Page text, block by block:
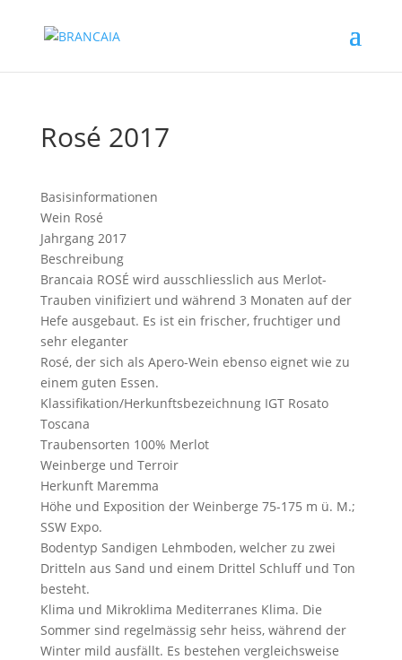
Rosé 2017
Basisinformationen
Wein Rosé
Jahrgang2017
Beschreibung
Brancaia ROSÉ wird ausschliesslich aus Merlot-
Trauben vinifiziert und während 3 Monaten auf der
Hefe ausgebaut. Es ist ein frischer, fruchtiger und
sehr eleganter
Rosé, der sich als Apero-Wein ebenso eignet wie zu
einem guten Essen.
Klassifikation/HerkunftsbezeichnungIGT Rosato
Toscana
Traubensorten 100% Merlot
Weinberge und Terroir
HerkunftMaremma
Höhe und Exposition der Weinberge 75-175 m ü. M.;
SSW Expo.
Bodentyp Sandigen Lehmboden, welcher zu zwei
Dritteln aus Sand und einem Drittel Schluff und Ton
besteht.
Klima und Mikroklima Mediterranes Klima. Die
Sommer sind regelmässig sehr heiss, während der
Winter mild ausfällt. Es bestehen vergleichsweise